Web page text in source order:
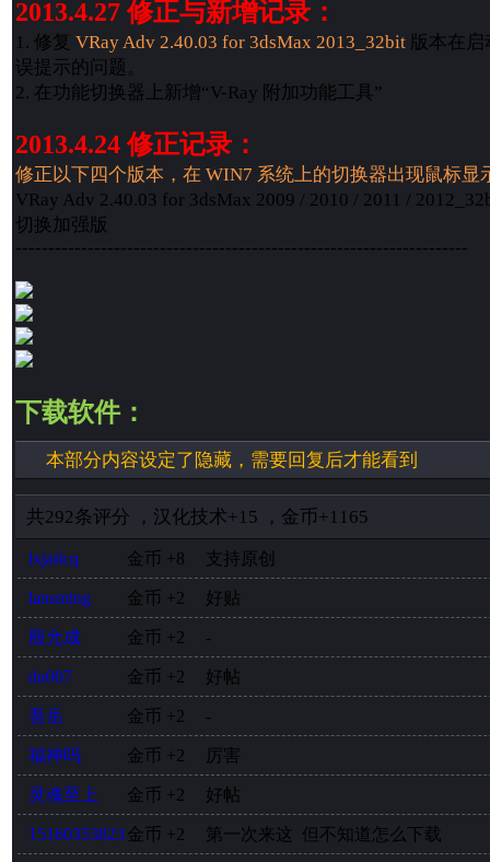
2013.4.27 修正与新增记录：
1. 修复 VRay Adv 2.40.03 for 3dsMax 2013_32bit 版本在
误提示的问题。
2. 在功能切换器上新增“V-Ray 附加功能工具”
2013.4.24 修正记录：
修正以下四个版本，在 WIN7 系统上的切换器出现鼠标显
VRay Adv 2.40.03 for 3dsMax 2009 / 2010 / 2011 /
切换加强版
---------------------------------------------------------------------
下载软件：
本部分内容设定了隐藏，需要回复后才能看到
共292条评分 ， 汉化技术+15 ， 金币+1165
lxjailcq 金币 +8 支持原创
lansming 金币 +2 好贴
殷允成 金币 +2 -
du007 金币 +2 好帖
吾岳 金币 +2 -
福神吗 金币 +2 厉害
灵魂至上 金币 +2 好帖
15160353823金币 +2 第一次来这 但不知道怎么下载